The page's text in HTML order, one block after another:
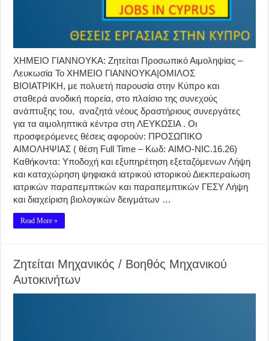
ΧΗΜΕΙΟ ΓΙΑΝΝΟΥΚΑ: Ζητείται Προσωπικό Αιμοληψίας –
Λευκωσία Το ΧΗΜΕΙΟ ΓΙΑΝΝΟΥΚΑ|ΟΜΙΛΟΣ
ΒΙΟΙΑΤΡΙΚΗ, με πολυετή παρουσία στην Κύπρο και
σταθερά ανοδική πορεία, στο πλαίσιο της συνεχούς
ανάπτυξης του, αναζητά νέους δραστήριους συνεργάτες
για τα αιμοληπτικά κέντρα στη ΛΕΥΚΩΣΙΑ . Οι
προσφερόμενες θέσεις αφορούν: ΠΡΟΣΩΠΙΚΟ
ΑΙΜΟΛΗΨΙΑΣ ( θέση Full Time – Κωδ: AIMO-NIC.16.26)
Καθήκοντα: Υποδοχή και εξυπηρέτηση εξεταζόμενων Λήψη
και καταχώρηση ψηφιακά ιατρικού ιστορικού Διεκπεραίωση
ιατρικών παραπεμπτικών και παραπεμπτικών ΓΕΣΥ Λήψη
και διαχείριση βιολογικών δειγμάτων …
Read More »
Ζητείται Μηχανικός / Βοηθός Μηχανικού
Αυτοκινήτων